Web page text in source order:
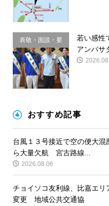
表敬・面談・要
請
若い感性
アンバサ
おすすめ記事
台風１３号接近で空の便大
ら大量欠航 宮古路線...
2026.08.06
チョイソコ友利線、比嘉エ
変更 地域公共交通協